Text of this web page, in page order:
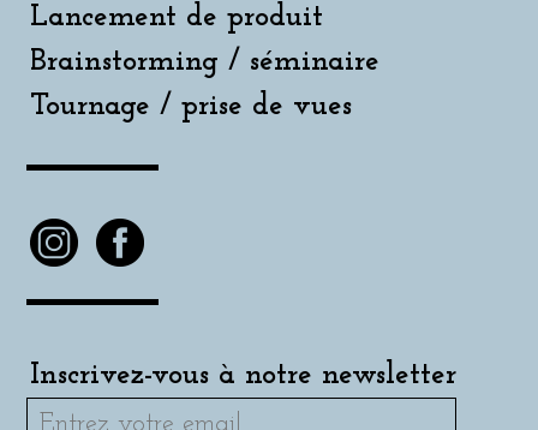
Lancement de produit
Brainstorming / séminaire
Tournage / prise de vues
Inscrivez-vous à notre newsletter